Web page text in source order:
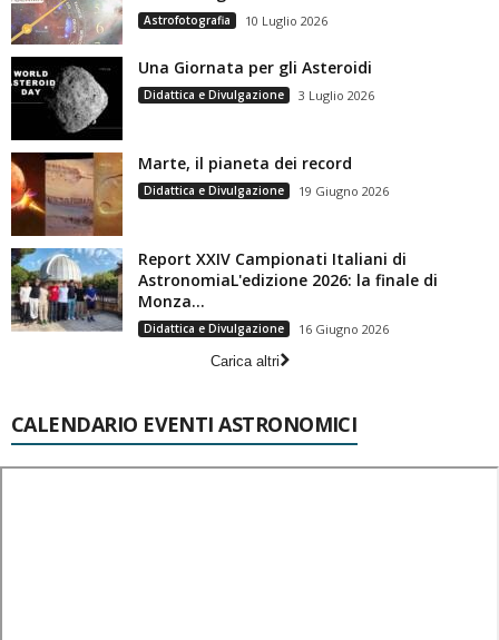
Astrofotografia 10 Luglio 2026
Una Giornata per gli Asteroidi
Didattica e Divulgazione 3 Luglio 2026
Marte, il pianeta dei record
Didattica e Divulgazione 19 Giugno 2026
Report XXIV Campionati Italiani di
AstronomiaL'edizione 2026: la finale di
Monza...
Didattica e Divulgazione
16 Giugno 2026
Carica altri
CALENDARIO EVENTI ASTRONOMICI